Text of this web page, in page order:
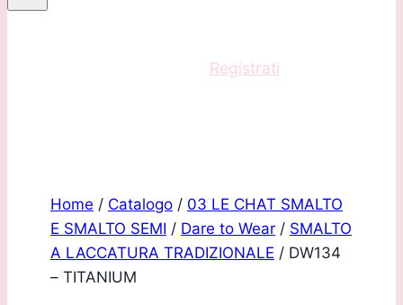
Registrati
Home / Catalogo / 03 LE CHAT SMALTO
E SMALTO SEMI / Dare to Wear / SMALTO
A LACCATURA TRADIZIONALE / DW134
– TITANIUM